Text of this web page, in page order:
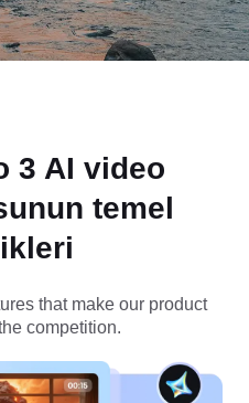
başlayın!
3 AI video
temel
that make our product
competition.